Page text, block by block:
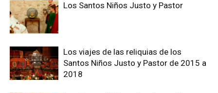
Los Santos Niños Justo y Pastor
Los viajes de las reliquias de los
Santos Niños Justo y Pastor de 2015 a
2018